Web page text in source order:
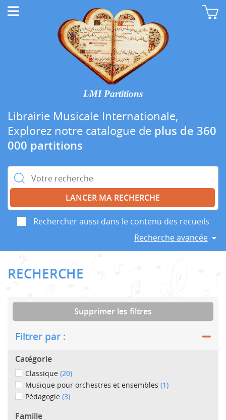
LMI Partitions
Librairie Musicale Internationale,
Explorez notre catalogue de plus de 360
000 partitions
Rechercher :
Rechercher aussi dans le contenu des recueils
Recherche avancée
RECHERCHE
Supprimer les filtres
Filtrer par :
Catégorie
Classique (20)
Musique pour orchestres et ensembles (1)
Pédagogie (3)
Famille